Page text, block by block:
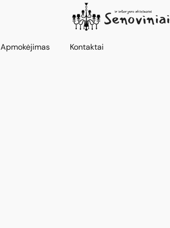
Apmokėjimas Kontaktai